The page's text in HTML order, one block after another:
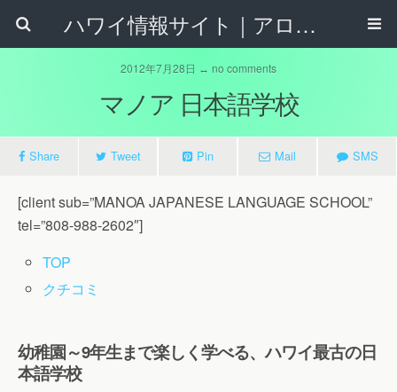
ハワイ情報サイト｜アロハタウンネット
2012年7月28日 ↔ no comments
マノア 日本語学校
Share Tweet Pin Mail SMS
[client sub=”MANOA JAPANESE LANGUAGE SCHOOL”
tel=”808-988-2602″]
TOP
クチコミ
幼稚園～9年生まで楽しく学べる、ハワイ最古の日
本語学校